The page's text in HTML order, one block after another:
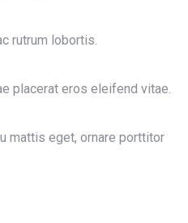
rutrum lobortis.
placerat eros eleifend vitae.
mattis eget, ornare porttitor